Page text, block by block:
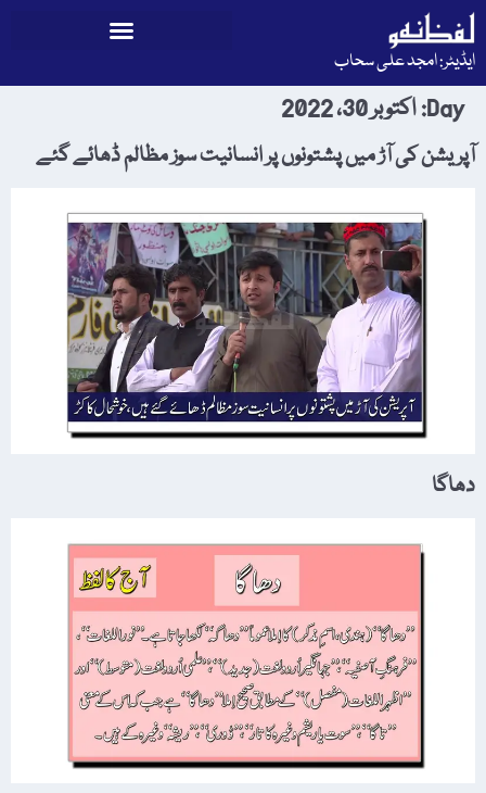
ایڈیٹر: امجد علی سحاب
Day: اکتوبر 30، 2022
آپریشن کی آڑ میں پشتونوں پر انسانیت سوز مظالم ڈھائے گئے
دھاگا